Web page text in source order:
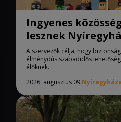
Ingyenes
lesznek
A szervezők célja, hogy
élménydús szabadidős
élőknek.
2026. augusztus 09.